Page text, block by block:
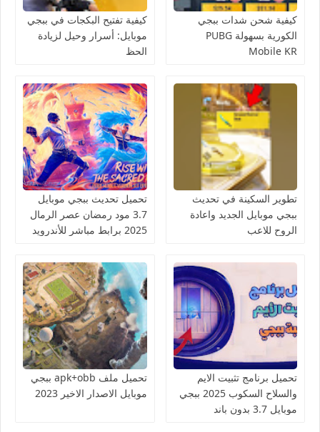
كيفية شحن شدات ببجي
الكورية بسهولة PUBG
Mobile KR
كيفية تفتيح البكجات في ببجي
موبايل: أسرار وحيل لزيادة
الحظ
تطوير السكينة في تحديث
ببجي موبايل الجديد واعادة
الروح للاعب
تحميل تحديث ببجي موبايل
3.7 مود رمضان عصر الرمال
2025 برابط مباشر للأندرويد
تحميل برنامج تثبيت الايم
والسلاح السكوب 2025 ببجي
موبايل 3.7 بدون باند
تحميل ملف apk+obb ببجي
موبايل الاصدار الاخير 2023